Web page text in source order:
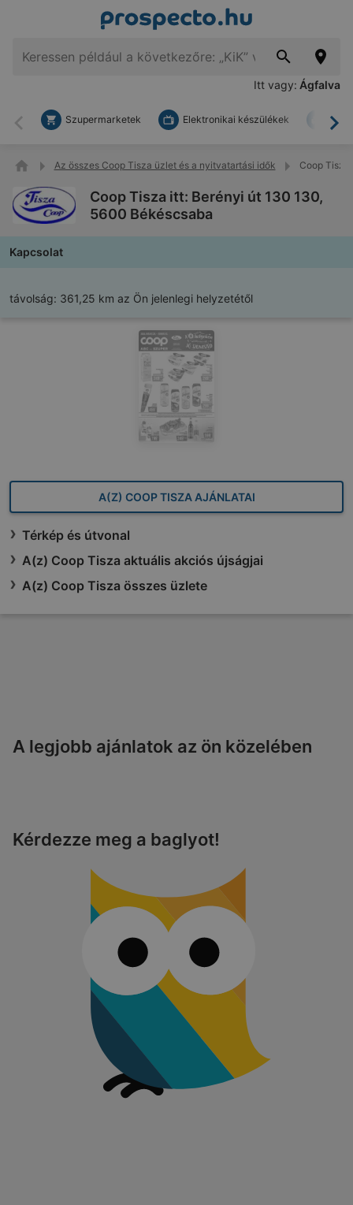
Itt vagy: Ágfalva
Vissza
Szupermarketek Elektronikai készülékek
Az összes Coop Tisza üzlet és a nyitvatartási idők Coop
Coop Tisza itt: Berényi út 130 130,
5600 Békéscsaba
Kapcsolat
távolság: 361,25 km az Ön jelenlegi helyzetétől
A(Z) COOP TISZA AJÁNLATAI
Térkép és útvonal
A(z) Coop Tisza aktuális akciós újságjai
A(z) Coop Tisza összes üzlete
A legjobb ajánlatok az ön közelében
Kérdezze meg a baglyot!